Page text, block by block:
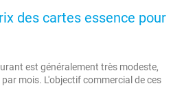
des cartes essence pour
est généralement très modeste,
mois. L'objectif commercial de ces